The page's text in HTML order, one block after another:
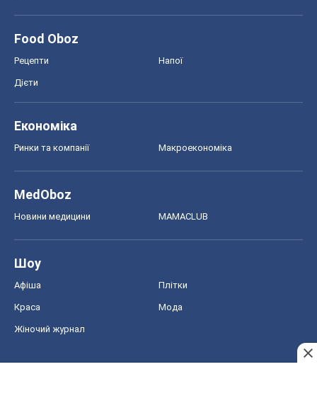
Food Oboz
Рецепти Напої
Дієти
Економіка
Ринки та компанії Макроекономіка
MedOboz
Новини медицини MAMACLUB
Шоу
Афіша Плітки
Краса Мода
Жіночий журнал